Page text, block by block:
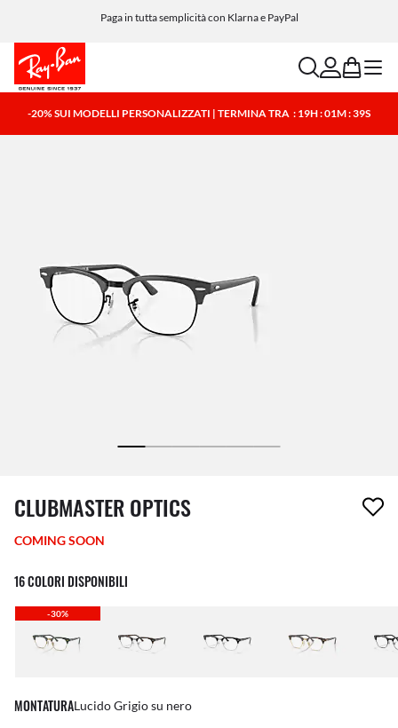
Paga in tutta semplicità con Klarna e PayPal
searchaccount
bag menu
-20% SUI MODELLI PERSONALIZZATI | TERMINA TRA : 19H : 01M : 39S
1 articolo è stato aggiunto alla tua wishlist
CLUBMASTER OPTICS
COMING SOON
16 COLORI DISPONIBILI
-30%
MONTATURALucido Grigio su nero